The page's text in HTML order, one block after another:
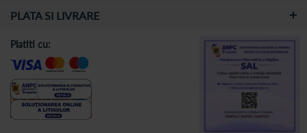
PLATA SI LIVRARE
Platiti cu: